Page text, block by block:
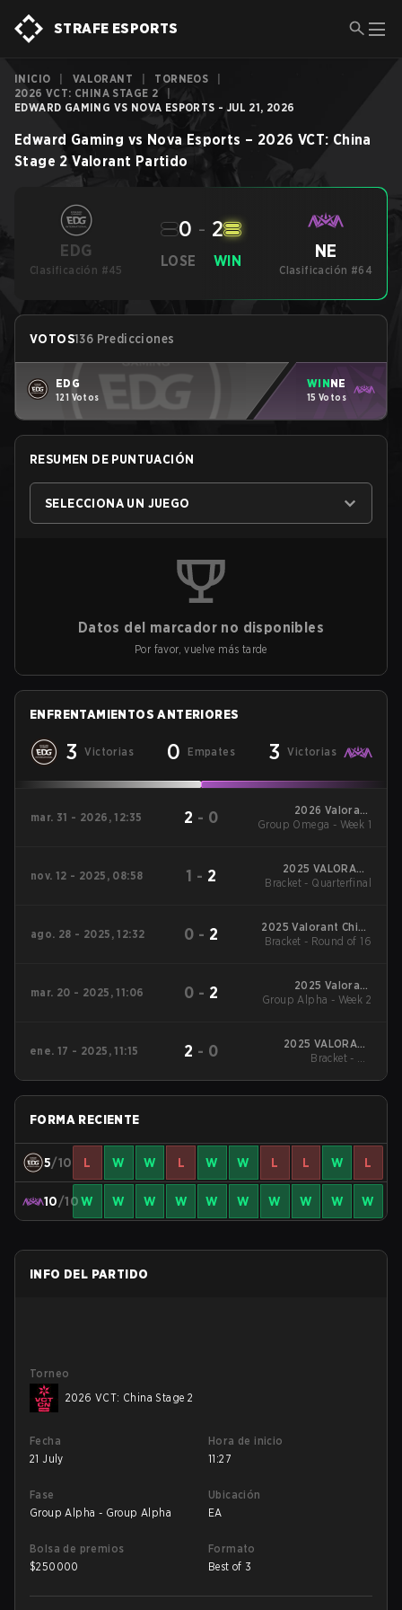
STRAFE ESPORTS
INICIO VALORANT TORNEOS
2026 VCT: CHINA STAGE 2
EDWARD GAMING VS NOVA ESPORTS - JUL 21, 2026
Edward Gaming vs Nova Esports – 2026 VCT: China
Stage 2 Valorant Partido
EDG
Clasificación #45
LOSE
0 - 2
WIN NE
Clasificación #64
VOTOS136 Predicciones
EDG
121 Votos
WINNE
15 Votos
RESUMEN DE PUNTUACIÓN
SELECCIONA UN JUEGO
Datos del marcador no disponibles
Por favor, vuelve más tarde
ENFRENTAMIENTOS ANTERIORES
3 Victorias 0 Empates 3 Victorias
mar. 31 - 2026, 12:35 2 - 0
2026 Valorant
Champions Tour:
Group Omega - Week 1
nov. 12 - 2025, 08:58 1 - 2
2025 VALORANT
China Evolution
Bracket - Quarterfinal
ago. 28 - 2025, 12:32 0 - 2
2025 Valorant China
Evolution Series Act-
Bracket - Round of 16
mar. 20 - 2025, 11:06 0 - 2
2025 Valorant
Champions Tour:
Group Alpha - Week 2
ene. 17 - 2025, 11:15 2 - 0
2025 VALORANT
Champions Tour:
Bracket - UB
FORMA RECIENTE
5/10 L W W L W W L L W L
10/10W W W W W W W W W W
INFO DEL PARTIDO
Torneo
2026 VCT: China Stage 2
Fecha
21 July
Hora de inicio
11:27
Fase
Group Alpha - Group Alpha
Ubicación
EA
Bolsa de premios
$250000
Formato
Best of 3